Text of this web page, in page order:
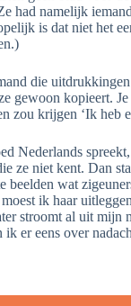
had namelijk
is dat niet het
die
gewoon kopieert.
zou krijgen ‘Ik heb
Nederlands
ze niet kent. Dan
beelden wat
ik haar
stroomt al uit mijn
er eens over